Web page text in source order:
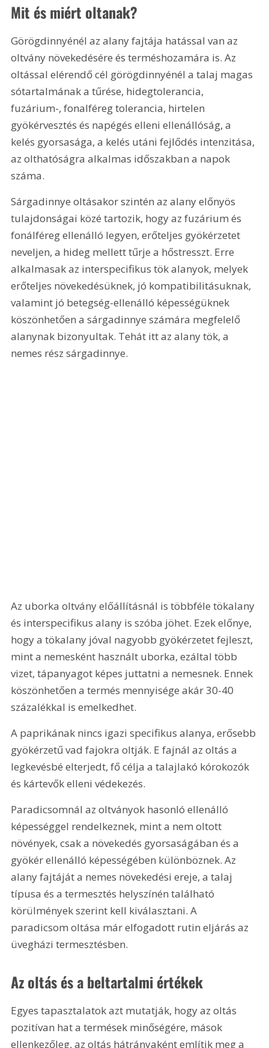
Mit és miért oltanak?
Görögdinnyénél az alany fajtája hatással van az
oltvány növekedésére és terméshozamára is. Az
oltással elérendő cél görögdinnyénél a talaj magas
sótartalmának a tűrése, hidegtolerancia,
fuzárium-, fonalféreg tolerancia, hirtelen
gyökérvesztés és napégés elleni ellenállóság, a
kelés gyorsasága, a kelés utáni fejlődés intenzitása,
az olthatóságra alkalmas időszakban a napok
száma.
Sárgadinnye oltásakor szintén az alany előnyös
tulajdonságai közé tartozik, hogy az fuzárium és
fonálféreg ellenálló legyen, erőteljes gyökérzetet
neveljen, a hideg mellett tűrje a hőstresszt. Erre
alkalmasak az interspecifikus tök alanyok, melyek
erőteljes növekedésüknek, jó kompatibilitásuknak,
valamint jó betegség-ellenálló képességüknek
köszönhetően a sárgadinnye számára megfelelő
alanynak bizonyultak. Tehát itt az alany tök, a
nemes rész sárgadinnye.
Az uborka oltvány előállításnál is többféle tökalany
és interspecifikus alany is szóba jöhet. Ezek előnye,
hogy a tökalany jóval nagyobb gyökérzetet fejleszt,
mint a nemesként használt uborka, ezáltal több
vizet, tápanyagot képes juttatni a nemesnek. Ennek
köszönhetően a termés mennyisége akár 30-40
százalékkal is emelkedhet.
A paprikának nincs igazi specifikus alanya, erősebb
gyökérzetű vad fajokra oltják. E fajnál az oltás a
legkevésbé elterjedt, fő célja a talajlakó kórokozók
és kártevők elleni védekezés.
Paradicsomnál az oltványok hasonló ellenálló
képességgel rendelkeznek, mint a nem oltott
növények, csak a növekedés gyorsaságában és a
gyökér ellenálló képességében különböznek. Az
alany fajtáját a nemes növekedési ereje, a talaj
típusa és a termesztés helyszínén található
körülmények szerint kell kiválasztani. A
paradicsom oltása már elfogadott rutin eljárás az
üvegházi termesztésben.
Az oltás és a beltartalmi értékek
Egyes tapasztalatok azt mutatják, hogy az oltás
pozitívan hat a termések minőségére, mások
ellenkezőleg, az oltás hátrányaként említik meg a